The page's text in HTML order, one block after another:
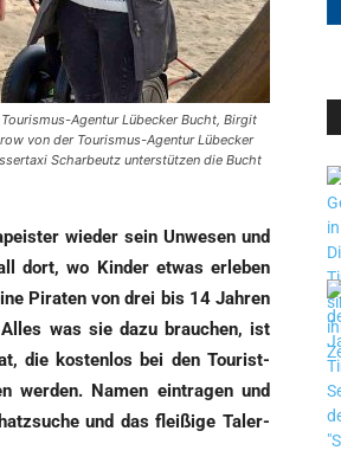
Agentur Lübecker Bucht, Birgit
von der Tourismus-Agentur Lübecker
Scharbeutz unterstützen die Bucht
wie­der sein Unwe­sen und
dort, wo Kin­der etwas erle­ben
Pira­ten von drei bis 14 Jah­ren
was sie dazu brau­chen, ist
die kos­ten­los bei den Tou­rist­
wer­den. Namen ein­tra­gen und
und das flei­ßi­ge Tal­er­